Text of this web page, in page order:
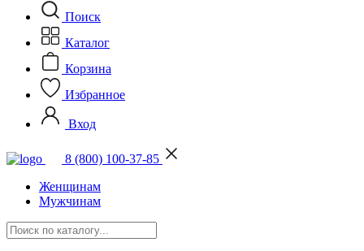
Поиск
Каталог
Корзина
Избранное
Вход
8 (800) 100-37-85
Женщинам
Мужчинам